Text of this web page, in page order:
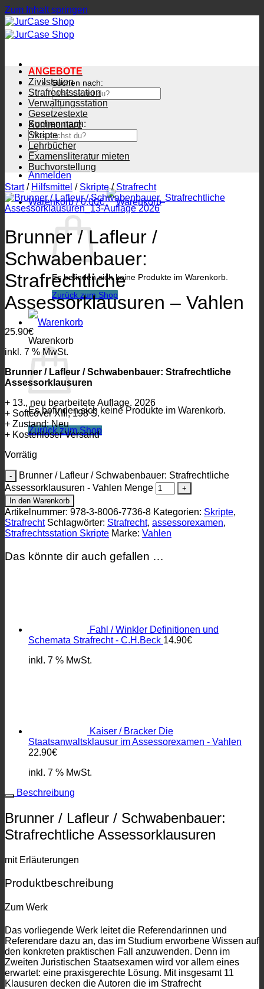
Zum Inhalt springen
Suchen nach:
Suchen nach:
Anmelden
Warenkorb /0.00€
Es befinden sich keine Produkte im Warenkorb.
Zurück zum Shop
Warenkorb
Es befinden sich keine Produkte im Warenkorb.
Zurück zum Shop
ANGEBOTE
Zivilstation
Strafrechtsstation
Verwaltungsstation
Gesetzestexte
Kommentare
Skripte
Lehrbücher
Examensliteratur mieten
Buchvorstellung
Start / Hilfsmittel / Skripte / Strafrecht
Brunner / Lafleur /
Schwabenbauer:
Strafrechtliche
Assessorklausuren – Vahlen
25.90€
inkl. 7 % MwSt.
Brunner / Lafleur / Schwabenbauer: Strafrechtliche
Assessorklausuren
+ 13., neu bearbeitete Auflage. 2026
+ Softcover XIII, 198 S.
+ Zustand: Neu
+ Kostenloser Versand
Vorrätig
Brunner / Lafleur / Schwabenbauer: Strafrechtliche
Assessorklausuren - Vahlen Menge
In den Warenkorb
Artikelnummer: 978-3-8006-7736-8 Kategorien: Skripte,
Strafrecht Schlagwörter: Strafrecht, assessorexamen,
Strafrechtsstation Skripte Marke: Vahlen
Das könnte dir auch gefallen …
Fahl / Winkler Definitionen und
Schemata Strafrecht - C.H.Beck 14.90€
inkl. 7 % MwSt.
Kaiser / Bracker Die
Staatsanwaltsklausur im Assessorexamen - Vahlen
22.90€
inkl. 7 % MwSt.
Beschreibung
Brunner / Lafleur / Schwabenbauer:
Strafrechtliche Assessorklausuren
mit Erläuterungen
Produktbeschreibung
Zum Werk
Das vorliegende Werk leitet die Referendarinnen und
Referendare dazu an, das im Studium erworbene Wissen auf
den konkreten praktischen Fall anzuwenden. Denn im
Zweiten Juristischen Staatsexamen wird vor allem eines
erwartet: eine praxisgerechte Lösung. Mit insgesamt 11
Klausuren decken die Autoren die im Strafrecht